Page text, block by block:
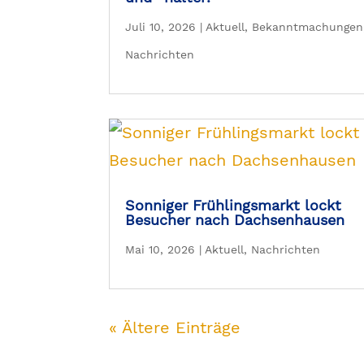
Juli 10, 2026 | Aktuell, Bekanntmachungen
Nachrichten
Sonniger Frühlingsmarkt lockt
Besucher nach Dachsenhausen
Mai 10, 2026 | Aktuell, Nachrichten
« Ältere Einträge